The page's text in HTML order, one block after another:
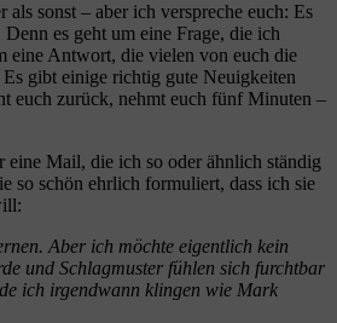
als sonst – aber ich verspreche euch: Es
es geht um eine Frage, die ich
eine Antwort, die vielen von euch die
gibt einige richtig gute Neuigkeiten
euch zurück, nehmt euch fünf Minuten –
eine Mail, die ich so oder ähnlich ständig
so schön ehrlich formuliert, dass ich sie
Aber ich möchte eigentlich kein
und Schlagmuster fühlen sich furchtbar
ich irgendwann klingen wie Mark